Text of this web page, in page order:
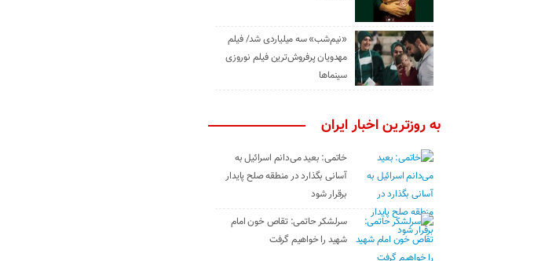
«نیم‌شب» سه میلیاردی شد/ فیلم
مهدویان پرفروش‌ترین فیلم نوروزی
سینماها
به روزترین اخبار ایران
خاتمی: بعید می‌دانم اسرائیل به
آسانی بگذارد در منطقه صلح پایدار
برقرار شود
سرلشکر حاتمی: تقاص خون امام
شهید را خواهیم گرفت